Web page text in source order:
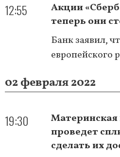
12:55
Акции
теперь они
Банк заявил,
европейского
02 февраля 2022
19:30
Материнская
проведет
сделать их